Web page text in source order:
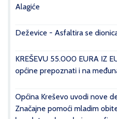
Alagiće
Deževice - Asfaltira se
KREŠEVU 55.000 EURA IZ
općine prepoznati i na
Općina Kreševo uvodi nove
Značajne pomoći mladim